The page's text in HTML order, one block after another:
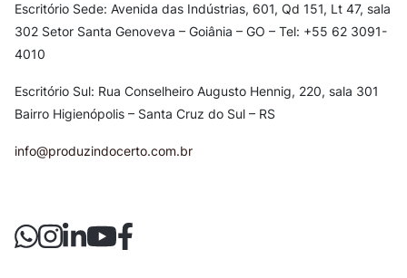
Escritório Sede: Avenida das Indústrias, 601, Qd 151, Lt 47, sala
302 Setor Santa Genoveva – Goiânia – GO – Tel: +55 62 3091-
4010
Escritório Sul: Rua Conselheiro Augusto Hennig, 220, sala 301
Bairro Higienópolis – Santa Cruz do Sul – RS
info@produzindocerto.com.br